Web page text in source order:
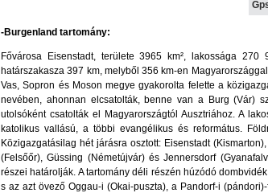
-Burgenland tartomány:
Fővárosa Eisenstadt, területe 3965 km², lakossága
határszakasza 397 km, melyből 356 km-en
Vas, Sopron és Moson megye gyakorolta felette a
nevében, ahonnan elcsatolták, benne van a Burg (Vár)
utolsóként csatolták el Magyarországtól Ausztriához. A
katolikus vallású, a többi evangélikus és református.
Közigazgatásilag hét járásra osztott: Eisenstadt
(Felsőőr), Güssing (Németújvár) és Jennersdorf
részei határolják. A tartomány déli részén húzódó
s az azt övező Oggau-i (Okai-puszta), a Pandorf-i